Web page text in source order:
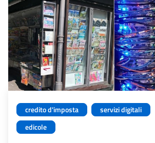
credito d'imposta
servizi digitali
edicole